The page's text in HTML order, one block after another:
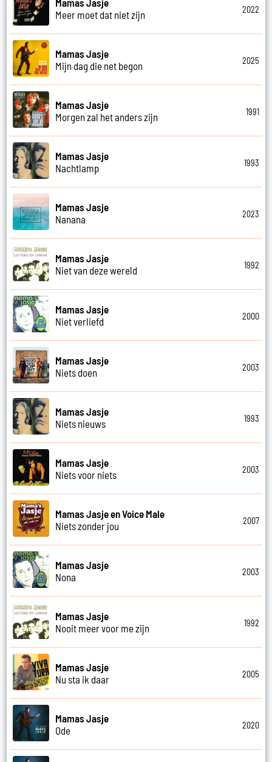
Meer moet dat niet zijn
2022
Mamas Jasje
Mijn dag die net begon
2025
Mamas Jasje
Morgen zal het anders zijn
1991
Mamas Jasje
Nachtlamp
1993
Mamas Jasje
Nanana
2023
Mamas Jasje
Niet van deze wereld
1992
Mamas Jasje
Niet verliefd
2000
Mamas Jasje
Niets doen
2003
Mamas Jasje
Niets nieuws
1993
Mamas Jasje
Niets voor niets
2003
Mamas Jasje en Voice Male
Niets zonder jou
2007
Mamas Jasje
Nona
2003
Mamas Jasje
Nooit meer voor me zijn
1992
Mamas Jasje
Nu sta ik daar
2005
Mamas Jasje
Ode
2020